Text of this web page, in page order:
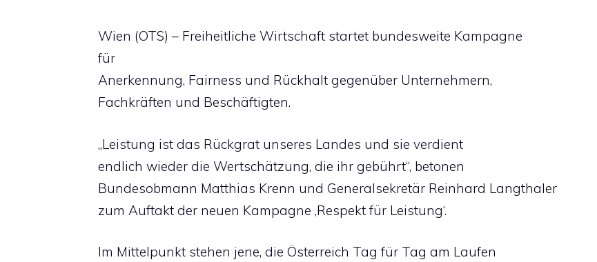
Wien (OTS) – Freiheitliche Wirtschaft startet bundesweite Kampagne
für
Anerkennung, Fairness und Rückhalt gegenüber Unternehmern,
Fachkräften und Beschäftigten.
„Leistung ist das Rückgrat unseres Landes und sie verdient
endlich wieder die Wertschätzung, die ihr gebührt“, betonen
Bundesobmann Matthias Krenn und Generalsekretär Reinhard Langthaler
zum Auftakt der neuen Kampagne ‚Respekt für Leistung‘.
Im Mittelpunkt stehen jene, die Österreich Tag für Tag am Laufen